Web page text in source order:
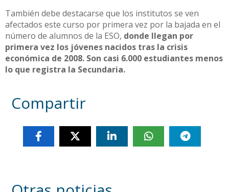
También debe destacarse que los institutos se ven
afectados este curso por primera vez por la bajada en el
número de alumnos de la ESO, donde llegan por
primera vez los jóvenes nacidos tras la crisis
económica de 2008. Son casi 6.000 estudiantes menos
lo que registra la Secundaria.
Compartir